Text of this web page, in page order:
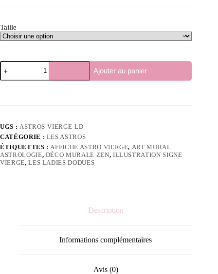
Taille
quantité
de
Affiche
Illustration
Dodues
Ajouter au panier
UGS : ASTROS-VIERGE-LD
CATÉGORIE : LES ASTROS
ÉTIQUETTES : AFFICHE ASTRO VIERGE, ART MURAL
ASTROLOGIE, DÉCO MURALE ZEN, ILLUSTRATION SIGNE
VIERGE,LES LADIES DODUES
Description
Informations complémentaires
Avis (0)